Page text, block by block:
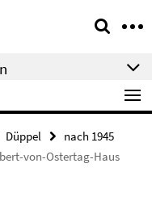
Düppel
nach 1945
von-Ostertag-Haus